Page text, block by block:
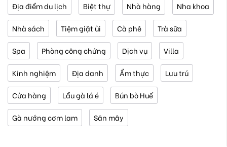
Địa điểm du lịch Biệt thự Nhà hàng Nha khoa
Nhà sách Tiệm giặt ủi Cà phê Trà sữa
Spa Phòng công chứng Dịch vụ Villa
Kinh nghiệm Địa danh Ẩm thực Lưu trú
Cửa hàng Lẩu gà lá é Bún bò Huế
Gà nướng cơm lam Săn mây